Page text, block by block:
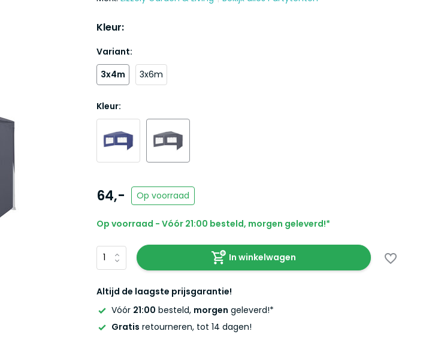
Account aanmaken
Kleur:
Variant:
3x4m
3x6m
Kleur:
64,- Op voorraad
Op voorraad - Vóór 21:00 besteld, morgen geleverd!*
In winkelwagen
Altijd de laagste prijsgarantie!
Vóór 21:00 besteld, morgen geleverd!*
Gratis retourneren, tot 14 dagen!